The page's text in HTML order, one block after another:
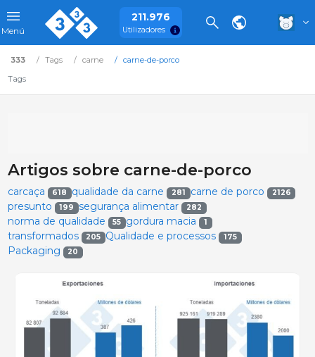
Menú
211.976
Utilizadores
333 Tags carne
carne-de-porco
Tags
Artigos sobre carne-de-porco
carcaça 618 qualidade da carne 281 carne de porco 2126
presunto 199 segurança alimentar 282
norma de qualidade 55 gordura macia 1
transformados 205 Qualidade e processos 175
Packaging 20